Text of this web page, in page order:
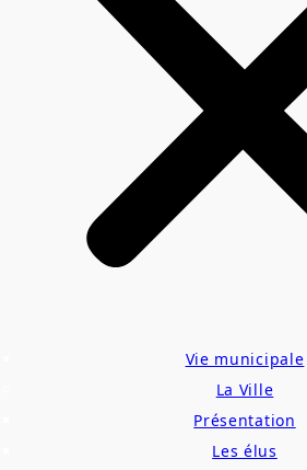
Vie municipale
La Ville
Présentation
Les élus